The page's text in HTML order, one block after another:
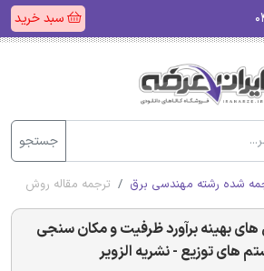
سبد خرید
جستجو
شده رشته مهندسی برق ترجمه مقاله روش های
بهینه برآورد ظرفیت و مکان سنجی
های توزیع - نشریه الزویر